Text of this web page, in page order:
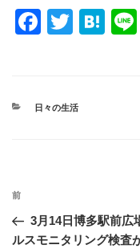
F
e
T
er
H
カ
日々の生活
投
ナ
過
去
の
前
3月14日博多駅前広
ルスモニタリング検査